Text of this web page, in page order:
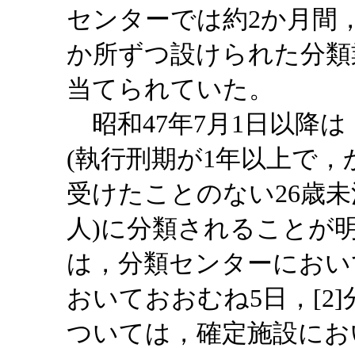
センターでは約2か月間
か所ずつ設けられた分
当てられていた。
昭和47年7月1日以降
(執行刑期が1年以上で
受けたことのない26歳
人)に分類されることが
は，分類センターにお
おいておおむね5日，[2]
ついては，確定施設に